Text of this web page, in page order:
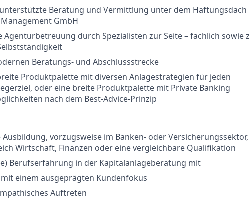
Beratung und Vermittlung unter dem Haftungsdach
Management GmbH
durch Spezialisten zur Seite – fachlich sowie
Beratungs- und Abschlussstrecke
Produktpalette mit diversen Anlagestrategien für jeden
oder eine breite Produktpalette mit Private Banking
nach dem Best-Advice-Prinzip
vorzugsweise im Banken- oder Versicherungssektor,
Wirtschaft, Finanzen oder eine vergleichbare Qualifikation
Berufserfahrung in der Kapitalanlageberatung mit
einem ausgeprägten Kundenfokus
Auftreten